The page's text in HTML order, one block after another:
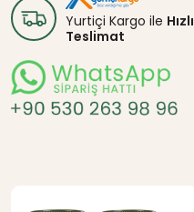
Yurtiçi Kargo ile Hızlı
Teslimat